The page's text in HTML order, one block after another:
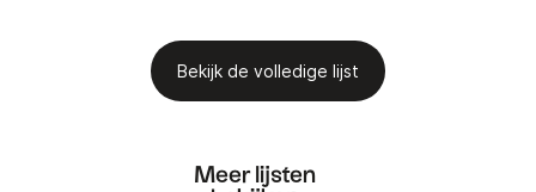
Bekijk de volledige lijst
Meer lijsten